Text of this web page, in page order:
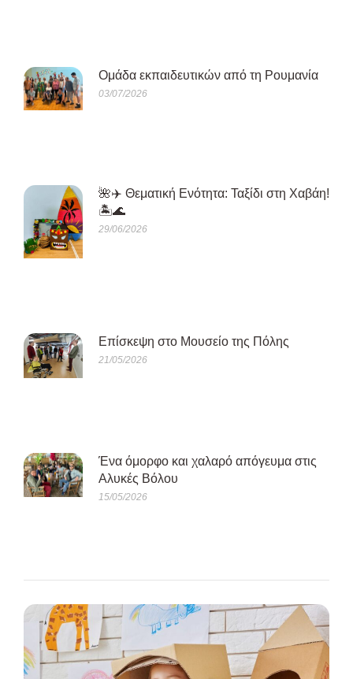
Oμάδα εκπαιδευτικών από τη Ρουμανία
03/07/2026
🌺✈️ Θεματική Ενότητα: Ταξίδι στη Χαβάη!
🏝️🌊
29/06/2026
Eπίσκεψη στο Μουσείο της Πόλης
21/05/2026
Ένα όμορφο και χαλαρό απόγευμα στις
Αλυκές Βόλου
15/05/2026